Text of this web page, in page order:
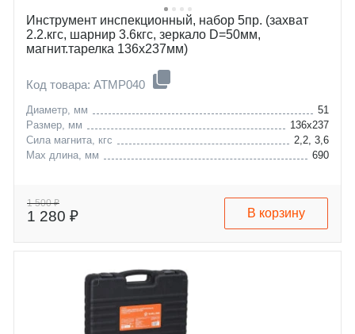
Инструмент инспекционный, набор 5пр. (захват
2.2.кгc, шарнир 3.6кгc, зеркало D=50мм,
магнит.тарелка 136х237мм)
Код товара: ATMP040
Диаметр, мм
51
Размер, мм
136х237
Сила магнита, кгс
2,2, 3,6
Max длина, мм
690
1 500 ₽
1 280 ₽ В корзину